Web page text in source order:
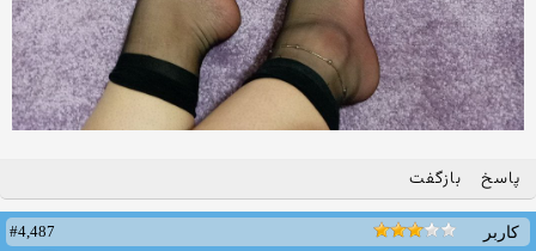
پاسخ بازگفت
کاربر
#4,487